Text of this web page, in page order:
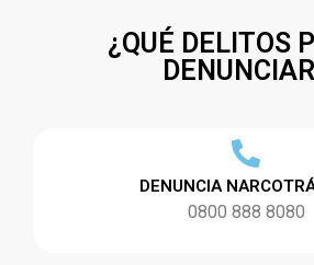
¿QUÉ DELITOS
DENUNCIA
0800 888 8080